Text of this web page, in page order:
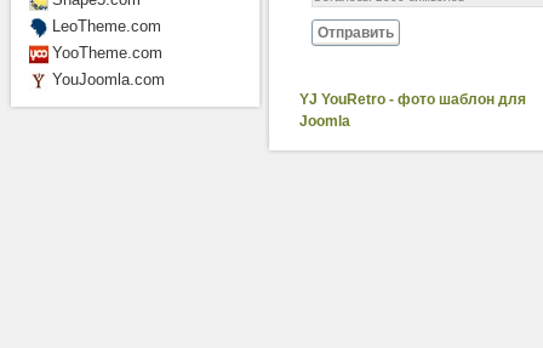
Отправить
YJ YouRetro - фото шаблон для
Joomla
LeoTheme.com
YooTheme.com
YouJoomla.com